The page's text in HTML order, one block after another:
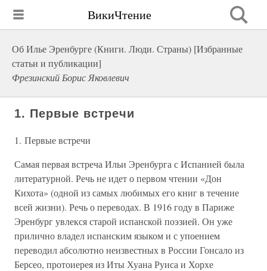
ВикиЧтение
Об Илье Эренбурге (Книги. Люди. Страны) [Избранные
статьи и публикации]
Фрезинский Борис Яковлевич
1. Первые встречи
1. Первые встречи
Самая первая встреча Ильи Эренбурга с Испанией была
литературной. Речь не идет о первом чтении «Дон
Кихота» (одной из самых любимых его книг в течение
всей жизни). Речь о переводах. В 1916 году в Париже
Эренбург увлекся старой испанской поэзией. Он уже
прилично владел испанским языком и с упоением
переводил абсолютно неизвестных в России Гонсало из
Берсео, протоиерея из Иты Хуана Руиса и Хорхе